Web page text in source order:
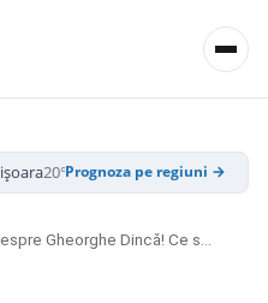
20°/35° ☀️Cluj-Napoca
Prognoza pe regiuni →